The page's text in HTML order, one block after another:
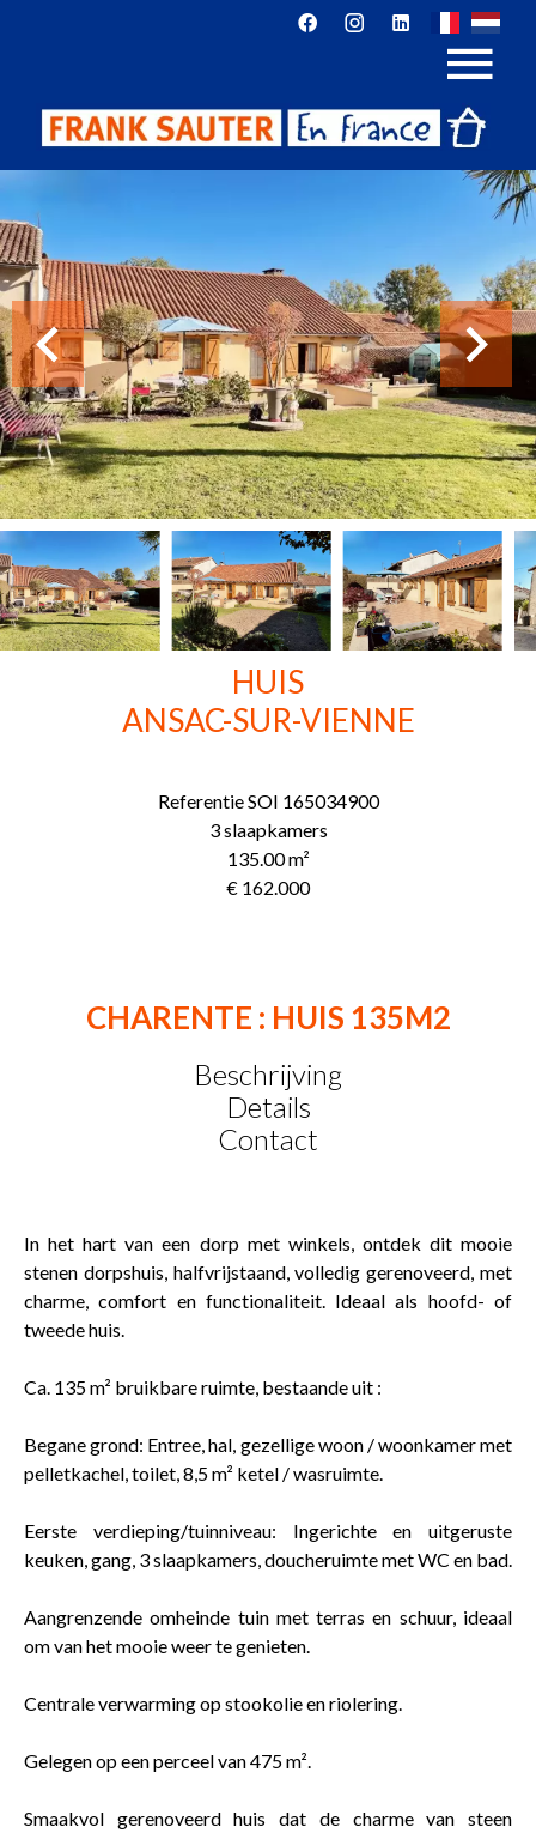
HUIS
ANSAC-SUR-VIENNE
ReferentieSOI 165034900
3 slaapkamers
135.00m²
€ 162.000
CHARENTE : HUIS 135M2
Beschrijving
Details
Contact
In het hart van een dorp met winkels, ontdek dit mooie
stenen dorpshuis, halfvrijstaand, volledig gerenoveerd, met
charme, comfort en functionaliteit. Ideaal als hoofd- of
tweede huis.
Ca. 135 m² bruikbare ruimte, bestaande uit :
Begane grond: Entree, hal, gezellige woon / woonkamer met
pelletkachel, toilet, 8,5 m² ketel / wasruimte.
Eerste verdieping/tuinniveau: Ingerichte en uitgeruste
keuken, gang, 3 slaapkamers, doucheruimte met WC en bad.
Aangrenzende omheinde tuin met terras en schuur, ideaal
om van het mooie weer te genieten.
Centrale verwarming op stookolie en riolering.
Gelegen op een perceel van 475 m².
Smaakvol gerenoveerd huis dat de charme van steen